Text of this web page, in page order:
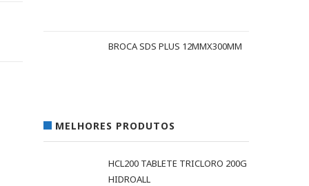
BROCA SDS PLUS 12MMX300MM
MELHORES PRODUTOS
HCL200 TABLETE TRICLORO 200G
HIDROALL